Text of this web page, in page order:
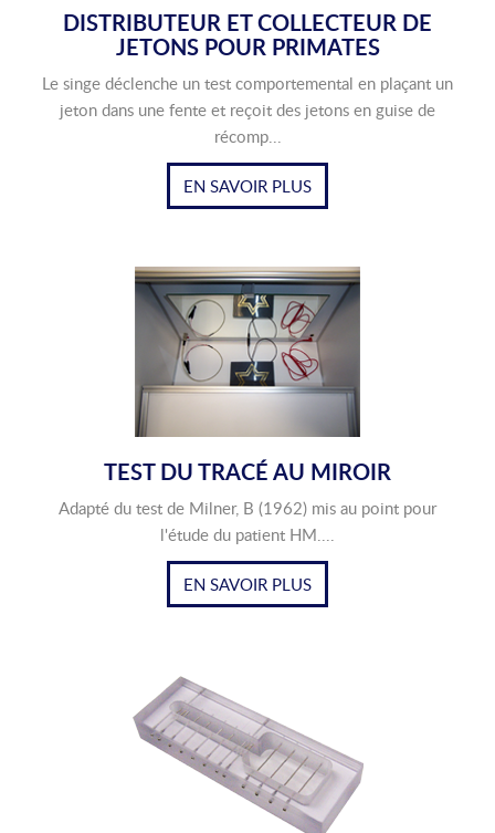
DISTRIBUTEUR ET COLLECTEUR DE
JETONS POUR PRIMATES
Le singe déclenche un test comportemental en plaçant un
jeton dans une fente et reçoit des jetons en guise de
récomp...
EN SAVOIR PLUS
TEST DU TRACÉ AU MIROIR
Adapté du test de Milner, B (1962) mis au point pour
l'étude du patient HM....
EN SAVOIR PLUS